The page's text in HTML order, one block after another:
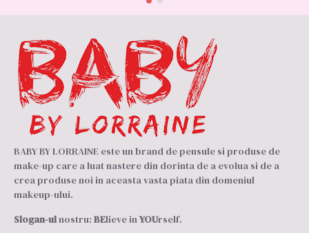
BABY BY LORRAINE este un brand de pensule si produse de
make-up care a luat nastere din dorinta de a evolua si de a
crea produse noi in aceasta vasta piata din domeniul
makeup-ului.
Slogan-ulnostru: BElieve inYOUrself.